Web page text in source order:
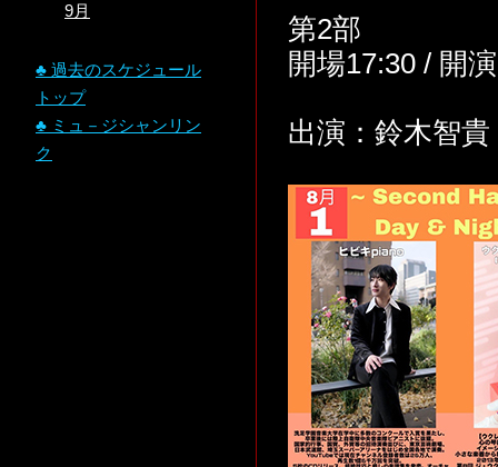
9月
♣ 過去のスケジュール
トップ
♣ ミュ－ジシャンリン
ク
第2部
開場17:30 / 開
出演：鈴木智